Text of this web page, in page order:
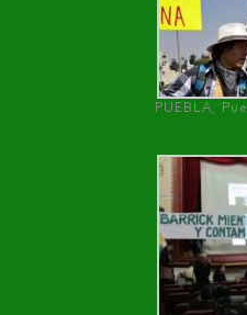
PUEBLA,